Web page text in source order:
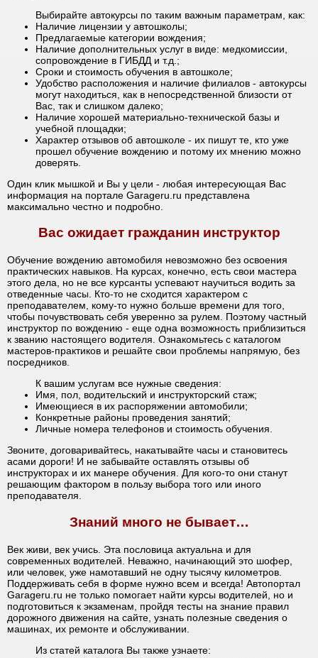
Выбирайте автокурсы по таким важным параметрам, как:
Наличие лицензии у автошколы;
Предлагаемые категории вождения;
Наличие дополнительных услуг в виде: медкомиссии,
сопровождение в ГИБДД и т.д.;
Сроки и стоимость обучения в автошколе;
Удобство расположения и наличие филиалов - автокурсы
могут находиться, как в непосредственной близости от
Вас, так и слишком далеко;
Наличие хорошей материально-технической базы и
учебной площадки;
Характер отзывов об автошколе - их пишут те, кто уже
прошел обучение вождению и потому их мнению можно
доверять.
Один клик мышкой и Вы у цели - любая интересующая Вас
информация на портале Garageru.ru представлена
максимально честно и подробно.
Вас ожидает гражданин инструктор
Обучение вождению автомобиля невозможно без освоения
практических навыков. На курсах, конечно, есть свои мастера
этого дела, но не все курсанты успевают научиться водить за
отведенные часы. Кто-то не сходится характером с
преподавателем, кому-то нужно больше времени для того,
чтобы почувствовать себя уверенно за рулем. Поэтому частный
инструктор по вождению - еще одна возможность приблизиться
к званию настоящего водителя. Ознакомьтесь с каталогом
мастеров-практиков и решайте свои проблемы напрямую, без
посредников.
К вашим услугам все нужные сведения:
Имя, пол, водительский и инструкторский стаж;
Имеющиеся в их распоряжении автомобили;
Конкретные районы проведения занятий;
Личные номера телефонов и стоимость обучения.
Звоните, договаривайтесь, накатывайте часы и становитесь
асами дороги! И не забывайте оставлять отзывы об
инструкторах и их манере обучения. Для кого-то они станут
решающим фактором в пользу выбора того или иного
преподавателя.
Знаний много не бывает…
Век живи, век учись. Эта пословица актуальна и для
современных водителей. Неважно, начинающий это шофер,
или человек, уже намотавший не одну тысячу километров.
Поддерживать себя в форме нужно всем и всегда! Автопортал
Garageru.ru не только помогает найти курсы водителей, но и
подготовиться к экзаменам, пройдя тесты на знание правил
дорожного движения на сайте, узнать полезные сведения о
машинах, их ремонте и обслуживании.
Из статей каталога Вы также узнаете: